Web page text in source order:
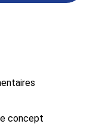
concept